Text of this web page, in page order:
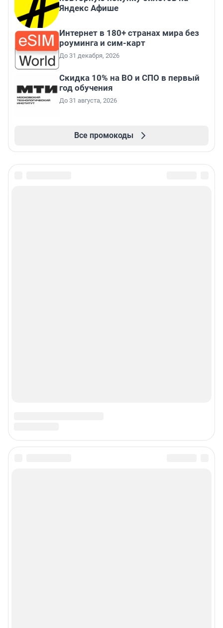
Яндекс Афише
Интернет в 180+ странах мира без
роуминга и сим-карт
До 31 декабря, 2026
Скидка 10% на ВО и СПО в первый
год обучения
До 31 августа, 2026
Все промокоды